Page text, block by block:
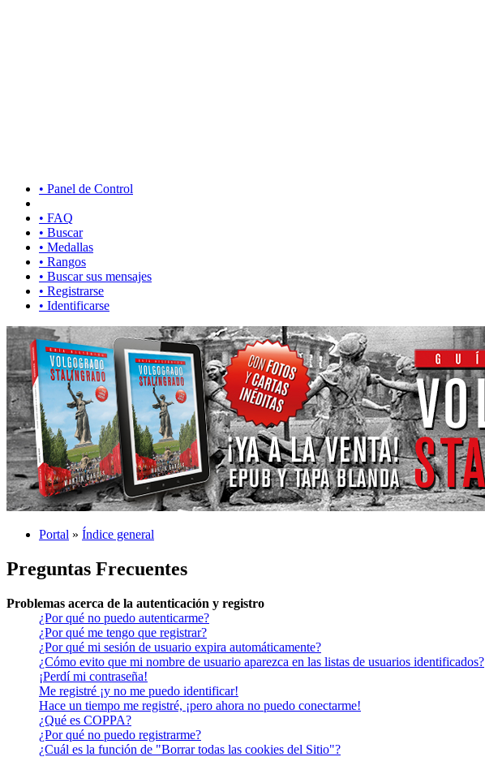
• Panel de Control
• FAQ
• Buscar
• Medallas
• Rangos
• Buscar sus mensajes
• Registrarse
• Identificarse
Portal » Índice general
Preguntas Frecuentes
Problemas acerca de la autenticación y registro
¿Por qué no puedo autenticarme?
¿Por qué me tengo que registrar?
¿Por qué mi sesión de usuario expira automáticamente?
¿Cómo evito que mi nombre de usuario aparezca en las listas de usuarios identificados?
¡Perdí mi contraseña!
Me registré ¡y no me puedo identificar!
Hace un tiempo me registré, ¡pero ahora no puedo conectarme!
¿Qué es COPPA?
¿Por qué no puedo registrarme?
¿Cuál es la función de "Borrar todas las cookies del Sitio"?